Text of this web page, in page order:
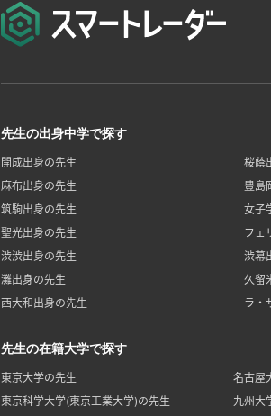
先生の出身中学で探す
開成出身の先生
桜蔭
麻布出身の先生
豊島
筑駒出身の先生
女子
聖光出身の先生
フェ
渋渋出身の先生
渋幕
灘出身の先生
久留
西大和出身の先生
ラ・
先生の在籍大学で探す
東京大学の先生
名古屋
東京科学大学(東京工業大学)の先生
九州大